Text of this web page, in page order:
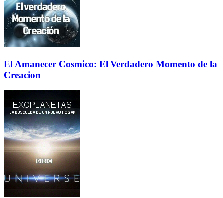
El Amanecer Cosmico: El Verdadero Momento de la
Creacion